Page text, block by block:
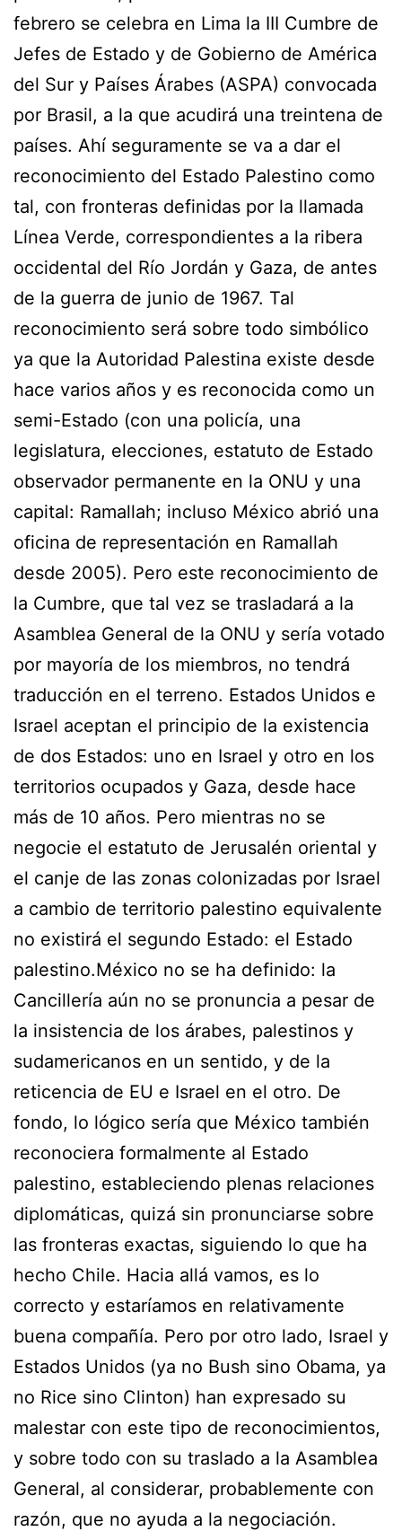
febrero se celebra en Lima la III Cumbre de
Jefes de Estado y de Gobierno de América
del Sur y Países Árabes (ASPA) convocada
por Brasil, a la que acudirá una treintena de
países. Ahí seguramente se va a dar el
reconocimiento del Estado Palestino como
tal, con fronteras definidas por la llamada
Línea Verde, correspondientes a la ribera
occidental del Río Jordán y Gaza, de antes
de la guerra de junio de 1967. Tal
reconocimiento será sobre todo simbólico
ya que la Autoridad Palestina existe desde
hace varios años y es reconocida como un
semi-Estado (con una policía, una
legislatura, elecciones, estatuto de Estado
observador permanente en la ONU y una
capital: Ramallah; incluso México abrió una
oficina de representación en Ramallah
desde 2005). Pero este reconocimiento de
la Cumbre, que tal vez se trasladará a la
Asamblea General de la ONU y sería votado
por mayoría de los miembros, no tendrá
traducción en el terreno. Estados Unidos e
Israel aceptan el principio de la existencia
de dos Estados: uno en Israel y otro en los
territorios ocupados y Gaza, desde hace
más de 10 años. Pero mientras no se
negocie el estatuto de Jerusalén oriental y
el canje de las zonas colonizadas por Israel
a cambio de territorio palestino equivalente
no existirá el segundo Estado: el Estado
palestino.México no se ha definido: la
Cancillería aún no se pronuncia a pesar de
la insistencia de los árabes, palestinos y
sudamericanos en un sentido, y de la
reticencia de EU e Israel en el otro. De
fondo, lo lógico sería que México también
reconociera formalmente al Estado
palestino, estableciendo plenas relaciones
diplomáticas, quizá sin pronunciarse sobre
las fronteras exactas, siguiendo lo que ha
hecho Chile. Hacia allá vamos, es lo
correcto y estaríamos en relativamente
buena compañía. Pero por otro lado, Israel y
Estados Unidos (ya no Bush sino Obama, ya
no Rice sino Clinton) han expresado su
malestar con este tipo de reconocimientos,
y sobre todo con su traslado a la Asamblea
General, al considerar, probablemente con
razón, que no ayuda a la negociación.